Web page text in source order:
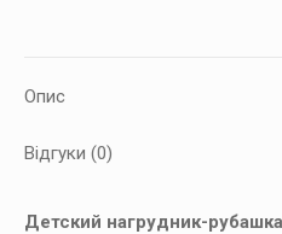
Playground
кількість
Опис
Відгуки (0)
Детский нагрудник-